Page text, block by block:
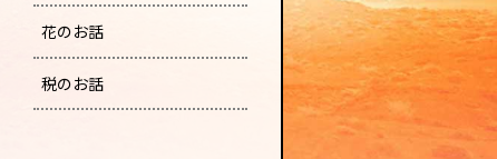
花のお話
税のお話